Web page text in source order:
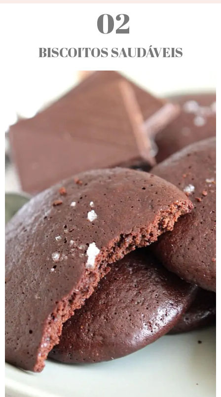
02
BISCOITOS SAUDÁVEIS